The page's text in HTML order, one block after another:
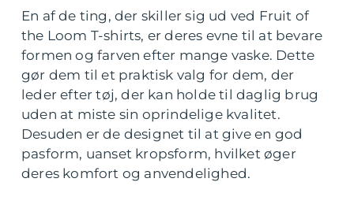
En af de ting, der skiller sig ud ved Fruit of
the Loom T-shirts, er deres evne til at bevare
formen og farven efter mange vaske. Dette
gør dem til et praktisk valg for dem, der
leder efter tøj, der kan holde til daglig brug
uden at miste sin oprindelige kvalitet.
Desuden er de designet til at give en god
pasform, uanset kropsform, hvilket øger
deres komfort og anvendelighed.